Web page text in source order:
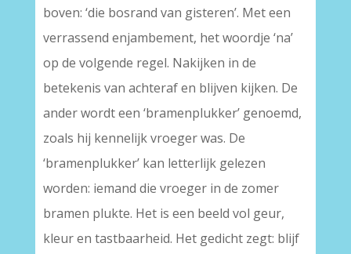
boven: ‘die bosrand van gisteren’. Met een
verrassend enjambement, het woordje ‘na’
op de volgende regel. Nakijken in de
betekenis van achteraf en blijven kijken. De
ander wordt een ‘bramenplukker’ genoemd,
zoals hij kennelijk vroeger was. De
‘bramenplukker’ kan letterlijk gelezen
worden: iemand die vroeger in de zomer
bramen plukte. Het is een beeld vol geur,
kleur en tastbaarheid. Het gedicht zegt: blijf